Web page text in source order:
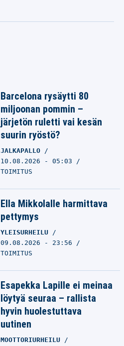
Barcelona rysäytti 80
miljoonan pommin –
järjetön ruletti vai kesän
suurin ryöstö?
JALKAPALLO
10.08.2026 - 05:03
TOIMITUS
Ella Mikkolalle harmittava
pettymys
YLEISURHEILU
09.08.2026 - 23:56
TOIMITUS
Esapekka Lapille ei meinaa
löytyä seuraa – rallista
hyvin huolestuttava
uutinen
MOOTTORIURHEILU